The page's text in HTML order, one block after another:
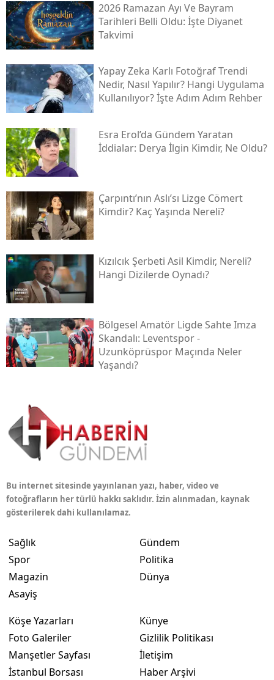
2026 Ramazan Ayı Ve Bayram
Tarihleri Belli Oldu: İşte Diyanet
Takvimi
Yapay Zeka Karlı Fotoğraf Trendi
Nedir, Nasıl Yapılır? Hangi Uygulama
Kullanılıyor? İşte Adım Adım Rehber
Esra Erol’da Gündem Yaratan
İddialar: Derya İlgin Kimdir, Ne Oldu?
Çarpıntı’nın Aslı’sı Lizge Cömert
Kimdir? Kaç Yaşında Nereli?
Kızılcık Şerbeti Asil Kimdir, Nereli?
Hangi Dizilerde Oynadı?
Bölgesel Amatör Ligde Sahte Imza
Skandalı: Leventspor -
Uzunköprüspor Maçında Neler
Yaşandı?
Bu internet sitesinde yayınlanan yazı, haber, video ve
fotoğrafların her türlü hakkı saklıdır. İzin alınmadan, kaynak
gösterilerek dahi kullanılamaz.
Sağlık
Spor
Magazin
Asayiş
Gündem
Politika
Dünya
Köşe Yazarları
Foto Galeriler
Manşetler Sayfası
İstanbul Borsası
Künye
Gizlilik Politikası
İletişim
Haber Arşivi